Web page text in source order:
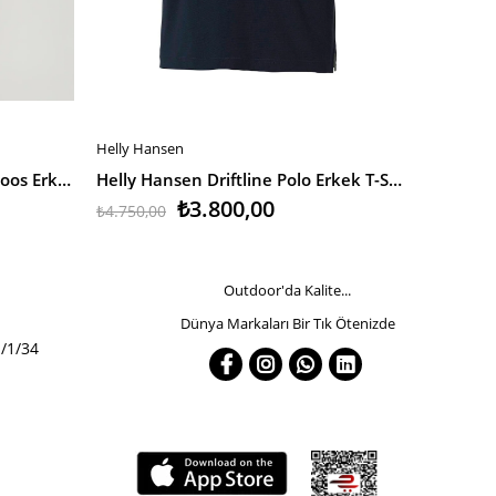
Jack & Jones Jjebasic Polo Ss Noos Erkek T-Shirt
SEPETE EKLE
Helly Hansen
Helly Hansen Driftline Polo Erkek T-Shirt
₺3.800,00
₺4.750,00
1/34
Outdoor'da Kalite...
Dünya Markaları Bir Tık Ötenizde